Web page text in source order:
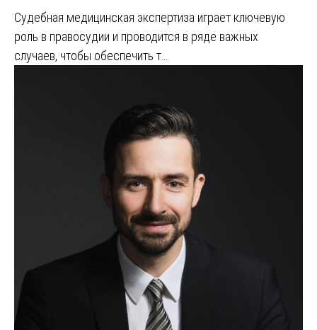
Судебная медицинская экспертиза играет ключевую
роль в правосудии и проводится в ряде важных
случаев, чтобы обеспечить т…